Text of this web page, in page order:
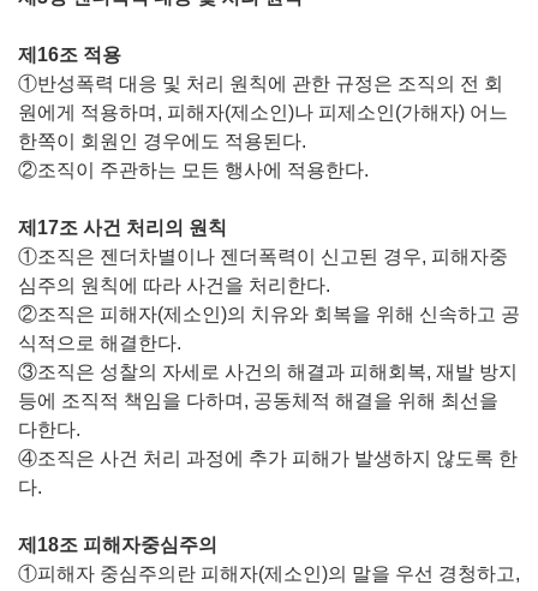
제16조 적용
①반성폭력 대응 및 처리 원칙에 관한 규정은 조직의 전 회
원에게 적용하며, 피해자(제소인)나 피제소인(가해자) 어느
한쪽이 회원인 경우에도 적용된다.
②조직이 주관하는 모든 행사에 적용한다.
제17조 사건 처리의 원칙
①조직은 젠더차별이나 젠더폭력이 신고된 경우, 피해자중
심주의 원칙에 따라 사건을 처리한다.
②조직은 피해자(제소인)의 치유와 회복을 위해 신속하고 공
식적으로 해결한다.
③조직은 성찰의 자세로 사건의 해결과 피해회복, 재발 방지
등에 조직적 책임을 다하며, 공동체적 해결을 위해 최선을
다한다.
④조직은 사건 처리 과정에 추가 피해가 발생하지 않도록 한
다.
제18조 피해자중심주의
①피해자 중심주의란 피해자(제소인)의 말을 우선 경청하고,